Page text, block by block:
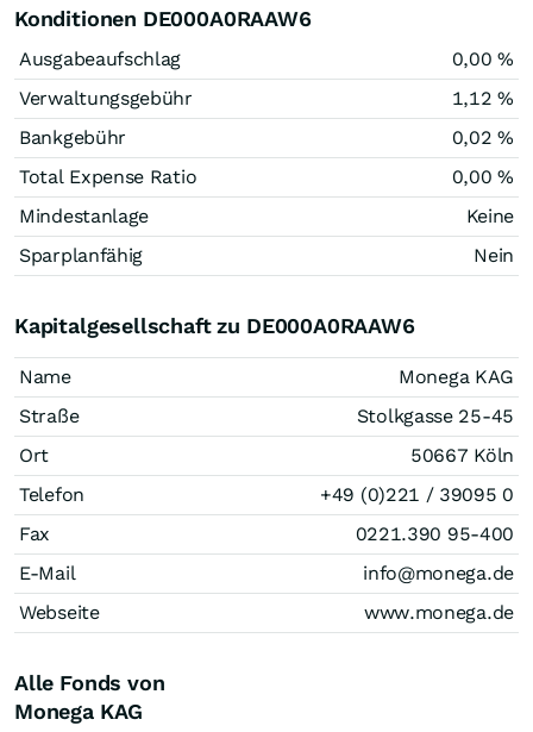
Konditionen DE000A0RAAW6
Ausgabeaufschlag
0,00 %
Verwaltungsgebühr
1,12 %
Bankgebühr
0,02 %
Total Expense Ratio
0,00 %
Mindestanlage
Keine
Sparplanfähig
Nein
Kapitalgesellschaft zu DE000A0RAAW6
Name
Monega KAG
Straße
Stolkgasse 25-45
Ort
50667 Köln
Telefon
+49 (0)221 / 39095 0
Fax
0221.390 95-400
E-Mail
info@monega.de
Webseite
www.monega.de
Alle Fonds von
Monega KAG